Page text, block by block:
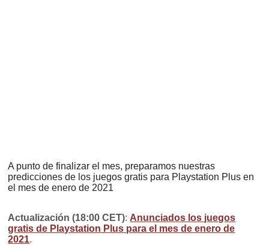
A punto de finalizar el mes, preparamos nuestras
predicciones de los juegos gratis para Playstation Plus en
el mes de enero de 2021
Actualización (18:00 CET): Anunciados los juegos
gratis de Playstation Plus para el mes de enero de
2021.